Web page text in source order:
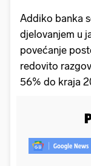
Addiko banka
djelovanjem u
povećanje
redovito
56% do kraja